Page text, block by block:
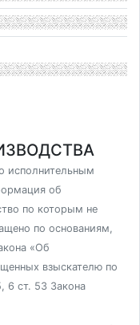
исполнительным
об
по которым не
по основаниям,
«Об
взыскателю по
6 ст. 53 Закона